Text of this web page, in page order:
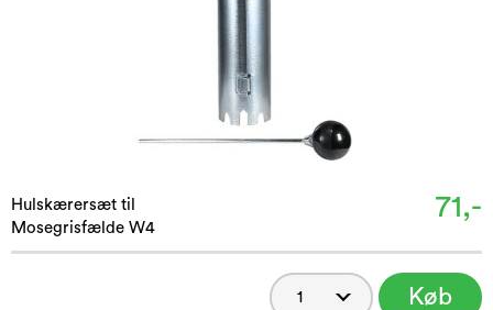
Hulskærersæt til
Mosegrisfælde W4
71,-
Køb